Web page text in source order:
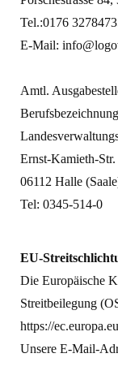
Tel.:0176
E-Mail:
Amtl.
Ernst-Kamieth-Str.
06112 Halle
Tel: 0345-514-0
EU-
Die Europäische
Streitbeilegung
https://
Unsere E-Mail-